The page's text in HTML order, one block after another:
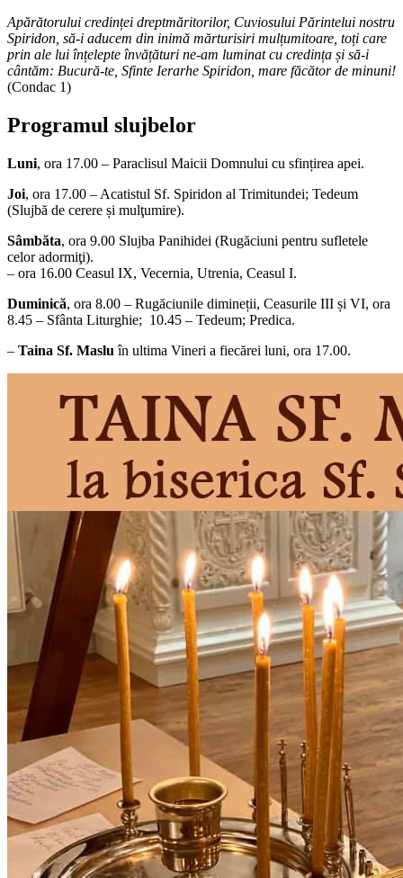
Apărătorului credinței dreptmăritorilor, Cuviosului Părintelui nostru
Spiridon, să-i aducem din inimă mărturisiri mulțumitoare, toți care
prin ale lui înțelepte învățături ne-am luminat cu credința și să-i
cântăm: Bucură-te, Sfinte Ierarhe Spiridon, mare făcător de minuni!
(Condac 1)
Programul slujbelor
Luni, ora 17.00 – Paraclisul Maicii Domnului cu sfințirea apei.
Joi, ora 17.00 – Acatistul Sf. Spiridon al Trimitundei; Tedeum
(Slujbă de cerere și mulţumire).
Sâmbăta, ora 9.00 Slujba Panihidei (Rugăciuni pentru sufletele
celor adormiţi).
– ora 16.00 Ceasul IX, Vecernia, Utrenia, Ceasul I.
Duminică, ora 8.00 – Rugăciunile dimineții, Ceasurile III și VI, ora
8.45 – Sfânta Liturghie; 10.45 – Tedeum; Predica.
– Taina Sf. Maslu în ultima Vineri a fiecărei luni, ora 17.00.